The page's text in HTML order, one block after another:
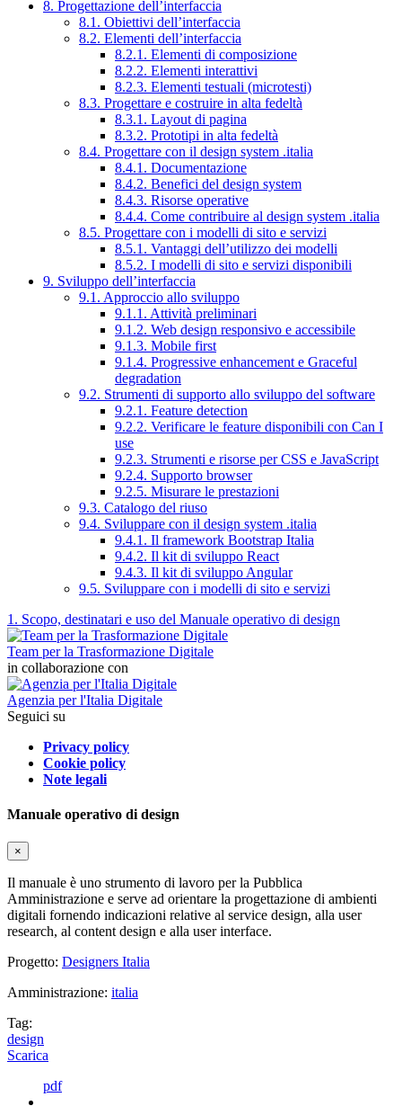
8. Progettazione dell’interfaccia
8.1. Obiettivi dell’interfaccia
8.2. Elementi dell’interfaccia
8.2.1. Elementi di composizione
8.2.2. Elementi interattivi
8.2.3. Elementi testuali (microtesti)
8.3. Progettare e costruire in alta fedeltà
8.3.1. Layout di pagina
8.3.2. Prototipi in alta fedeltà
8.4. Progettare con il design system .italia
8.4.1. Documentazione
8.4.2. Benefici del design system
8.4.3. Risorse operative
8.4.4. Come contribuire al design system .italia
8.5. Progettare con i modelli di sito e servizi
8.5.1. Vantaggi dell’utilizzo dei modelli
8.5.2. I modelli di sito e servizi disponibili
9. Sviluppo dell’interfaccia
9.1. Approccio allo sviluppo
9.1.1. Attività preliminari
9.1.2. Web design responsivo e accessibile
9.1.3. Mobile first
9.1.4. Progressive enhancement e Graceful
degradation
9.2. Strumenti di supporto allo sviluppo del software
9.2.1. Feature detection
9.2.2. Verificare le feature disponibili con Can I
use
9.2.3. Strumenti e risorse per CSS e JavaScript
9.2.4. Supporto browser
9.2.5. Misurare le prestazioni
9.3. Catalogo del riuso
9.4. Sviluppare con il design system .italia
9.4.1. Il framework Bootstrap Italia
9.4.2. Il kit di sviluppo React
9.4.3. Il kit di sviluppo Angular
9.5. Sviluppare con i modelli di sito e servizi
1. Scopo, destinatari e uso del Manuale operativo di design
Team per la Trasformazione Digitale
in collaborazione con
Agenzia per l'Italia Digitale
Seguici su
Privacy policy
Cookie policy
Note legali
Manuale operativo di design
×
Il manuale è uno strumento di lavoro per la Pubblica
Amministrazione e serve ad orientare la progettazione di ambienti
digitali fornendo indicazioni relative al service design, alla user
research, al content design e alla user interface.
Progetto: Designers Italia
Amministrazione: italia
Tag:
design
Scarica
pdf